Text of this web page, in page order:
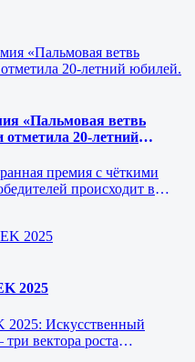
«Пальмовая ветвь
отметила 20-летний
премия с чёткими
происходит в
2025
Искусственный
вектора роста